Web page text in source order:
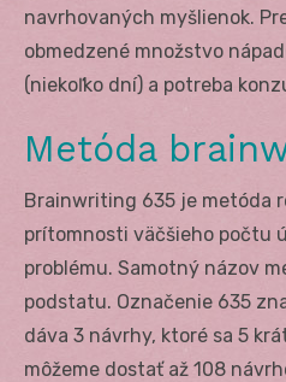
navrhovaných myšlienok.
obmedzené množstvo
(niekoľko dní) a potreba
Metóda
Brainwriting 635 je metóda
prítomnosti väčšieho počtu
problému. Samotný názov
podstatu. Označenie 635
dáva 3 návrhy, ktoré sa 5
môžeme dostať až 108